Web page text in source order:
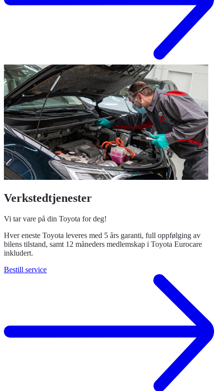
Verkstedtjenester
Vi tar vare på din Toyota for deg!
Hver eneste Toyota leveres med 5 års garanti, full oppfølging av
bilens tilstand, samt 12 måneders medlemskap i Toyota Eurocare
inkludert.
Bestill service